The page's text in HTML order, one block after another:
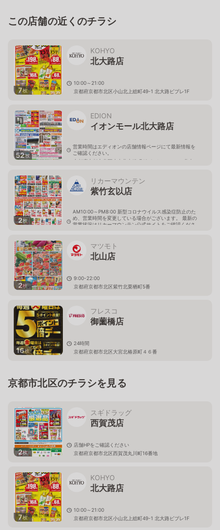
この店舗の近くのチラシ
7枚
KOHYO
北大路店
10:00～21:00
京都府京都市北区小山北上総町49-1 北大路ビブレ1F
52枚
EDION
イオンモール北大路店
営業時間はエディオンの店舗情報ページにて最新情報を
ご確認ください。
京都府京都市北区小山北上総町49-1 イオンモール北大
2枚
リカーマウンテン
紫竹玄以店
AM10:00～PM8:00 新型コロナウイルス感染症防止のた
め、営業時間を変更している場合がございます。 最新の
営業状況はリカーマウンテン公式サイトをご確認くださ
2枚
マツモト
北山店
9:00-22:00
京都府京都市北区紫竹北栗栖町5番
16枚
フレスコ
御薗橋店
24時間
京都府京都市北区大宮北椿原町４６番
京都市北区のチラシを見る
2枚
スギドラッグ
西賀茂店
店舗HPをご確認ください
京都府京都市北区西賀茂丸川町16番地
7枚
KOHYO
北大路店
10:00～21:00
京都府京都市北区小山北上総町49-1 北大路ビブレ1F